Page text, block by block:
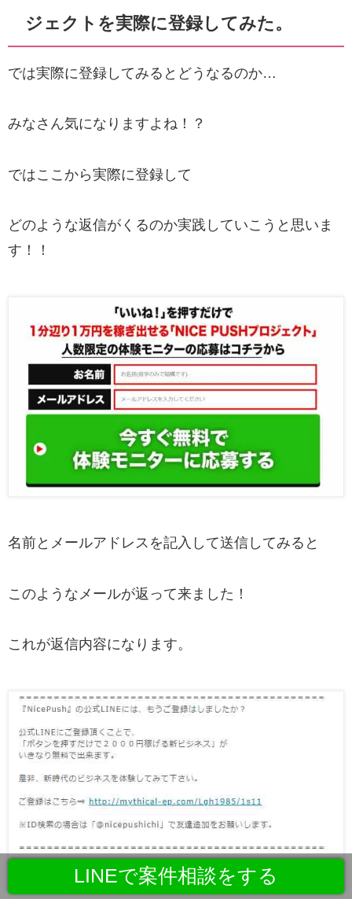
ジェクトを実際に登録してみた。
では実際に登録してみるとどうなるのか…
みなさん気になりますよね！？
ではここから実際に登録して
どのような返信がくるのか実践していこうと思いま
す！！
名前とメールアドレスを記入して送信してみると
このようなメールが返って来ました！
これが返信内容になります。
LINEで案件相談をする